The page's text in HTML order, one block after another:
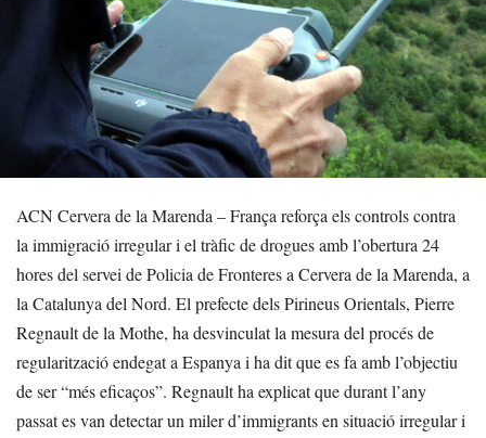
ACN Cervera de la Marenda – França reforça els controls contra
la immigració irregular i el tràfic de drogues amb l’obertura 24
hores del servei de Policia de Fronteres a Cervera de la Marenda, a
la Catalunya del Nord. El prefecte dels Pirineus Orientals, Pierre
Regnault de la Mothe, ha desvinculat la mesura del procés de
regularització endegat a Espanya i ha dit que es fa amb l’objectiu
de ser “més eficaços”. Regnault ha explicat que durant l’any
passat es van detectar un miler d’immigrants en situació irregular i